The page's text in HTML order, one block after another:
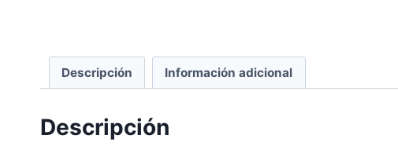
Descripción Información adicional
Descripción